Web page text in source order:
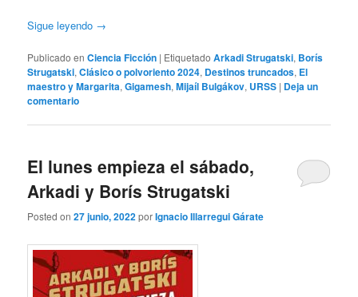
Sigue leyendo →
Publicado en Ciencia Ficción | Etiquetado Arkadi Strugatski, Borís
Strugatski,Clásico o polvoriento 2024, Destinos truncados, El
maestro y Margarita,Gigamesh,Mijaíl Bulgákov, URSS | Deja un
comentario
El lunes empieza el sábado,
Arkadi y Borís Strugatski
Posted on27 junio, 2022porIgnacio Illarregui Gárate